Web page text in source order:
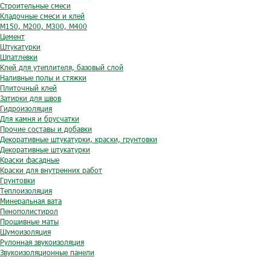
Строительные смеси
Кладочные смеси и клей
М150, М200, М300, М400
Цемент
Штукатурки
Шпатлевки
Клей для утеплителя, базовый слой
Наливные полы и стяжки
Плиточный клей
Затирки для швов
Гидроизоляция
Для камня и брусчатки
Прочие составы и добавки
Декоративные штукатурки, краски, грунтовки
Декоративные штукатурки
Краски фасадные
Краски для внутренних работ
Грунтовки
Теплоизоляция
Минеральная вата
Пенополистирол
Прошивные маты
Шумоизоляция
Рулонная звукоизоляция
Звукоизоляционные панели